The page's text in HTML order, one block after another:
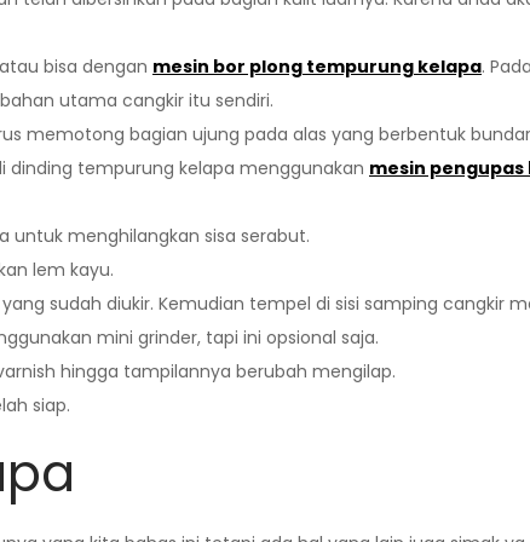
bisa dengan mesin bor plong tempurung kelapa.
utama cangkir itu sendiri.
memotong bagian ujung pada alas yang berbentuk
dinding tempurung kelapa menggunakan mesin
untuk menghilangkan sisa serabut.
lem kayu.
sudah diukir. Kemudian tempel di sisi samping cangkir
mini grinder, tapi ini opsional saja.
hingga tampilannya berubah mengilap.
siap.